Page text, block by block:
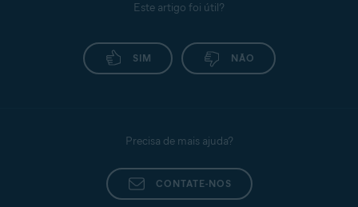
Este artigo foi útil?
SIM NÃO
Precisa de mais ajuda?
CONTATE-NOS